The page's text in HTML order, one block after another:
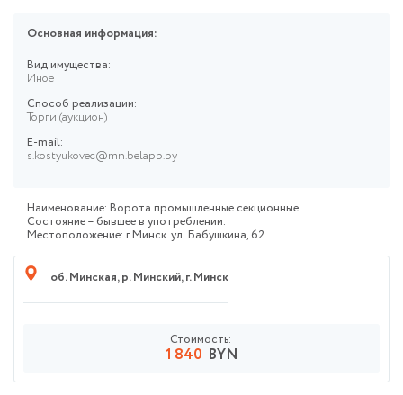
Основная информация:
Вид имущества:
Иное
Способ реализации:
Торги (аукцион)
E-mail:
s.kostyukovec@mn.belapb.by
Наименование: Ворота промышленные секционные.
Состояние – бывшее в употреблении.
Местоположение: г.Минск. ул. Бабушкина, 62
об. Минская,р. Минский,г. Минск
Стоимость:
1 840 BYN